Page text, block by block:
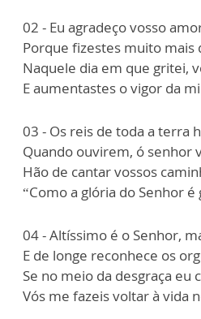
02 - Eu agradeço vosso
Porque fizestes muito
Naquele dia em que gritei,
E aumentastes o vigor da
03 - Os reis de toda a terra
Quando ouvirem, ó senhor
Hão de cantar vossos
“Como a glória do Senhor é
04 - Altíssimo é o Senhor,
E de longe reconhece os
Se no meio da desgraça eu
Vós me fazeis voltar à vida